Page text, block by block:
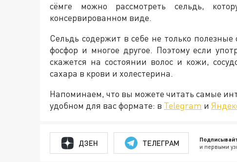
сёмге можно рассмотреть сельдь,
консервированном виде.
Сельдь содержит в себе не только
фосфор и многое другое. Поэтому если
скажется на состоянии волос и кожи,
сахара в крови и холестерина.
Напоминаем, что вы можете читать самые
удобном для вас формате: в Telegram и
ДЗЕН ТЕЛЕГРАМ и первыми